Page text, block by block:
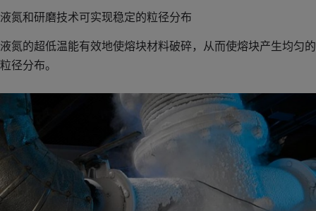
液氮和研磨技术可实现稳定的粒径分布
液氮的超低温能有效地使熔块材料破碎，从而使熔块产生均匀的
粒径分布。